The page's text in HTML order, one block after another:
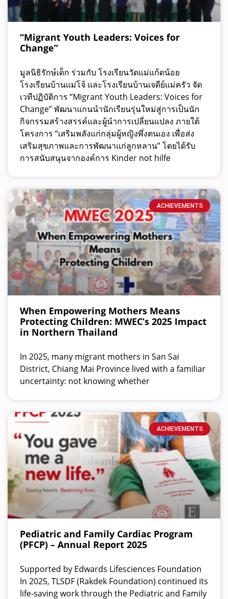
“Migrant Youth Leaders: Voices for
Change”
มูลนิธิรักษ์เด็ก ร่วมกับ โรงเรียนวัดแม่แก้ดน้อย
โรงเรียนบ้านแม่โจ้ และโรงเรียนบ้านเจดีย์แม่ครัว จัด
เวทีปฏิบัติการ “Migrant Youth Leaders: Voices for
Change” พัฒนาแกนนำนักเรียนรุ่นใหม่สู่การเป็นนัก
กิจกรรมสร้างสรรค์และผู้นำการเปลี่ยนแปลง ภายใต้
โครงการ “เสริมพลังแก่กลุ่มผู้หญิงพึ่งตนเอง เพื่อส่ง
เสริมสุขภาพและการพัฒนาแก่ลูกหลาน” โดยได้รับ
การสนับสนุนจากองค์การ Kinder not hilfe
ACHIEVEMENTS
When Empowering Mothers Means
Protecting Children: MWEC’s 2025 Impact
in Northern Thailand
In 2025, many migrant mothers in San Sai
District, Chiang Mai Province lived with a familiar
uncertainty: not knowing whether
ACHIEVEMENTS
Pediatric and Family Cardiac Program
(PFCP) – Annual Report 2025
Supported by Edwards Lifesciences Foundation
In 2025, TLSDF (Rakdek Foundation) continued its
life-saving work through the Pediatric and Family